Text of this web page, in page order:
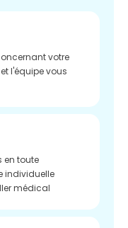
votre
l'équipe vous
en toute
individuelle
médical